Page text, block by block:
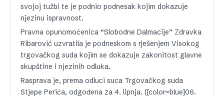
svojoj tužbi te je podnio podnesak kojim dokazuje
njezinu ispravnost.
Pravna opunomoćenica “Slobodne Dalmacije” Zdravka
Ribarović uzvratila je podneskom s rješenjem Visokog
trgovačkog suda kojim se dokazuje zakonitost glavne
skupštine i njezinih odluka.
Rasprava je, prema odluci suca Trgovačkog suda
Stjepe Perića, odgođena za 4. lipnja. ([color=blue]06.